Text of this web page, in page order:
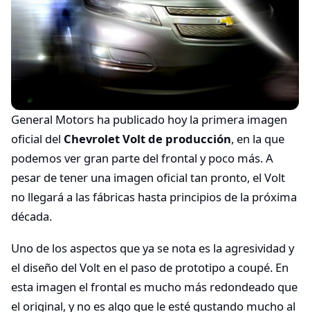
General Motors ha publicado hoy la primera imagen
oficial del Chevrolet Volt de producción, en la que
podemos ver gran parte del frontal y poco más. A
pesar de tener una imagen oficial tan pronto, el Volt
no llegará a las fábricas hasta principios de la próxima
década.
Uno de los aspectos que ya se nota es la agresividad y
el diseño del Volt en el paso de prototipo a coupé. En
esta imagen el frontal es mucho más redondeado que
el original, y no es algo que le esté gustando mucho al